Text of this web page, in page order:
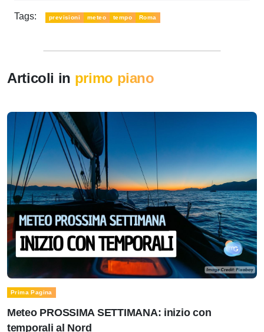
Tags: previsioni meteo tempo Roma
Articoli in primo piano
Prima Pagina
Meteo PROSSIMA SETTIMANA: inizio con
temporali al Nord